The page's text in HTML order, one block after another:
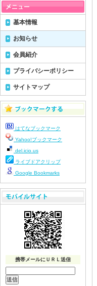
基本情報
お知らせ
会員紹介
プライバシーポリシー
サイトマップ
はてなブックマーク
Yahoo!ブックマーク
del.icio.us
ライブドアクリップ
Google Bookmarks
携帯メールにＵＲＬ送信